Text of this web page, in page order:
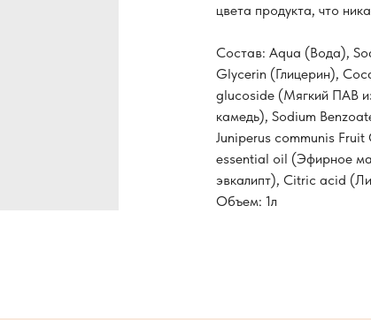
цвета продукта, что
Состав: Aqua (Вода),
Glycerin (Глицерин),
glucoside (Мягкий ПАВ
камедь), Sodium
Juniperus communis
essential oil (Эфирное
эвкалипт), Citric acid
Объем: 1л